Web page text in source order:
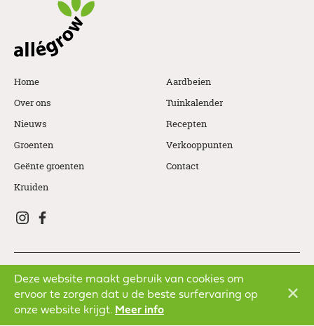
Home
Over ons
Nieuws
Groenten
Geënte groenten
Kruiden
Aardbeien
Tuinkalender
Recepten
Verkooppunten
Contact
© 2026 Allegrow Privacy Policy
Deze website maakt gebruik van cookies om
ervoor te zorgen dat u de beste surfervaring op
onze website krijgt. Meer info
✕